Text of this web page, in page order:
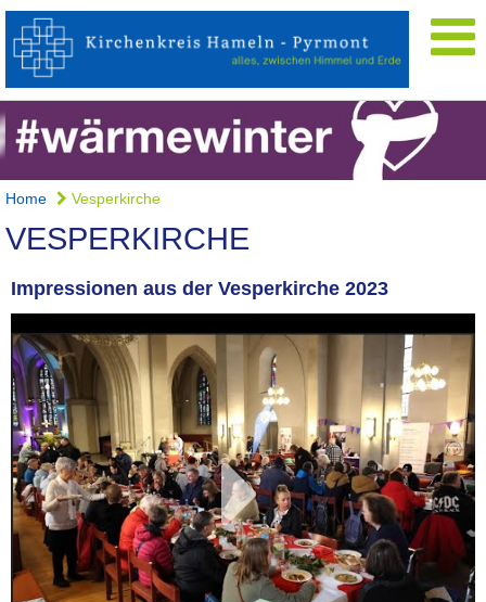
Home Vesperkirche
VESPERKIRCHE
Impressionen aus der Vesperkirche 2023